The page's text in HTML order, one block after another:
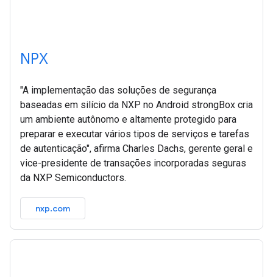
NPX
"A implementação das soluções de segurança
baseadas em silício da NXP no Android strongBox cria
um ambiente autônomo e altamente protegido para
preparar e executar vários tipos de serviços e tarefas
de autenticação", afirma Charles Dachs, gerente geral e
vice-presidente de transações incorporadas seguras
da NXP Semiconductors.
nxp.com